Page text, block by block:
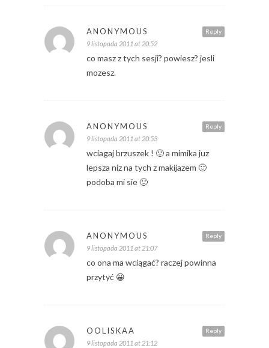
Reply
ANONYMOUS
9 listopada 2011 at 20:52
co masz z tych sesji? powiesz? jesli
mozesz.
Reply
ANONYMOUS
9 listopada 2011 at 20:53
wciagaj brzuszek ! 🙂 a mimika juz
lepsza niz na tych z makijazem 🙂
podoba mi sie 🙂
Reply
ANONYMOUS
9 listopada 2011 at 21:07
co ona ma wciągać? raczej powinna
przytyć 😀
Reply
OOLISKAA
9 listopada 2011 at 21:12